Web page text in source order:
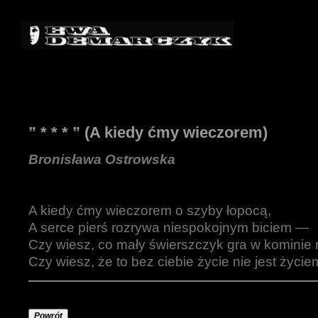
” * * * ” (A kiedy ćmy wieczorem)
Bronisława Ostrowska
A kiedy ćmy wieczorem o szyby łopocą,
A serce pierś rozrywa niespokojnym biciem —
Czy wiesz, co mały świerszczyk gra w kominie
Czy wiesz, że to bez ciebie życie nie jest
Powrót